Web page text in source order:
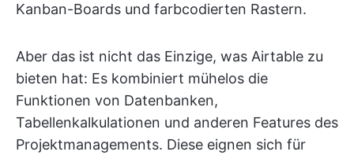
Kanban-Boards und farbcodierten Rastern.
Aber das ist nicht das Einzige, was Airtable zu
bieten hat: Es kombiniert mühelos die
Funktionen von Datenbanken,
Tabellenkalkulationen und anderen Features des
Projektmanagements. Diese eignen sich für